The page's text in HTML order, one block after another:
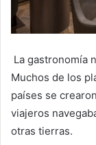
La gastronomía
Muchos de los
países se
viajeros
otras tierras.